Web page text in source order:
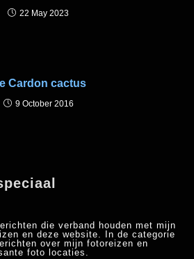
22 May 2023
Cardon cactus
9 October 2016
die verband houden met mijn
en deze website. In de categorie
over mijn fotoreizen en
foto locaties.